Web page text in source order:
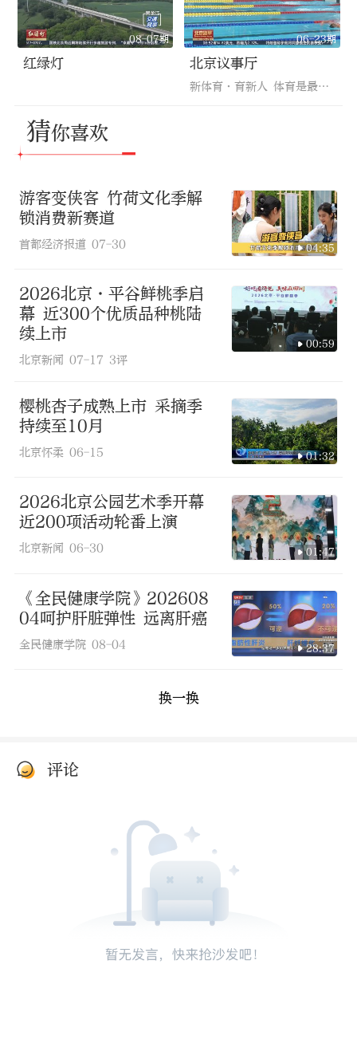
08-07期
红绿灯
06-23期
北京议事厅
新体育·育新人 体育是最好的教育
猜你喜欢
游客变侠客 竹荷文化季解
锁消费新赛道
首都经济报道 07-30 04:35
2026北京·平谷鲜桃季启
幕 近300个优质品种桃陆
续上市
北京新闻 07-17 3评
00:59
樱桃杏子成熟上市 采摘季
持续至10月
北京怀柔 06-15 01:32
2026北京公园艺术季开幕
近200项活动轮番上演
北京新闻 06-30 01:47
《全民健康学院》202608
04呵护肝脏弹性 远离肝癌
全民健康学院 08-04 28:37
换一换
评论